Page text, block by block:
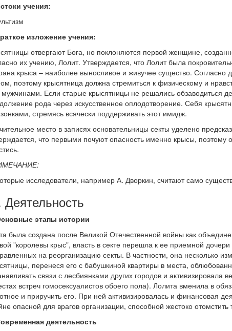
учения:
изложение учения:
отвергают Бога, но поклоняются первой женщине,
их учению, Лолит. Утверждается, что Лолит была
крыса – наиболее выносливое и живучее существо. Согласно
поэтому крысятница должна стремиться к физическому и
Если старые крысятницы не решались обзаводиться
рода через искусственное оплодотворение. Себя
стремясь всячески поддерживать этот имидж.
место в записях основательницы секты уделено
что первыми почуют опасность именно крысы, поэтому
исследователи, например А. Дворкин, считают само
Деятельность
этапы истории
была создана после Великой Отечественной войны как
"королевы крыс", власть в секте перешла к ее приемной
на реорганизацию секты. В частности, она несколько
перенеся его с бабушкиной квартиры в места,
связи с лесбиянками других городов и
встреч гомосексуалистов обоего пола). Лолита вменила в
и приручить его. При ней активизировалась и финансовая
опасной для врагов организации, способной жестоко
деятельность